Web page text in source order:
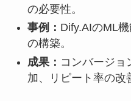
の必要性。
事例： Dify.AIのML
の構築。
成果： コンバージョ
加、リピート率の改